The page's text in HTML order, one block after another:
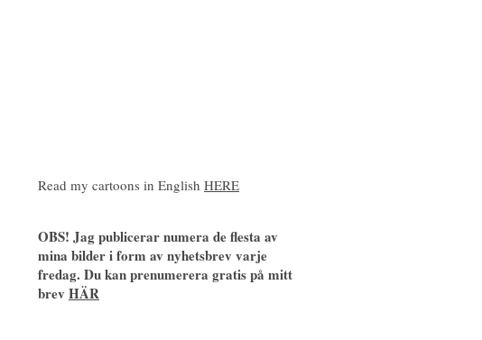
Read my cartoons in English HERE
OBS! Jag publicerar numera de flesta av
mina bilder i form av nyhetsbrev varje
fredag. Du kan prenumerera gratis på mitt
brev HÄR